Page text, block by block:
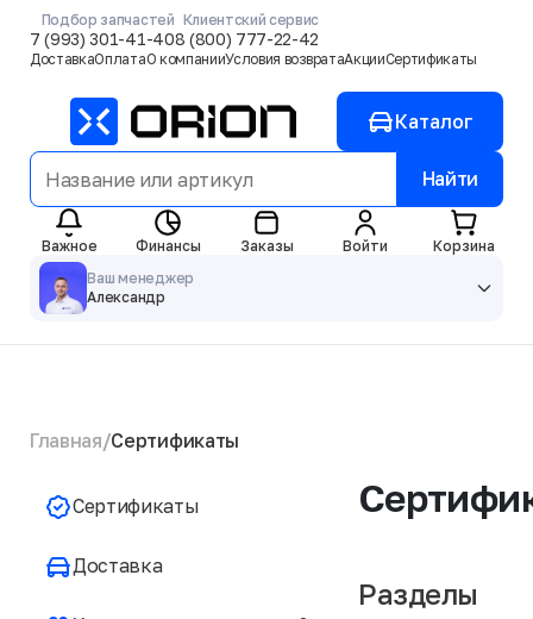
ДоставкаОплатаО компанииУсловия возвратаАкцииСертификаты
Подбор запчастей
7 (993) 301-41-40
Клиентский сервис
8 (800) 777-22-42
Каталог
Найти
Важное Финансы Заказы Войти
Корзина
Ваш менеджер
Александр
Главная Сертификаты
Сертификаты
Доставка
Разделы